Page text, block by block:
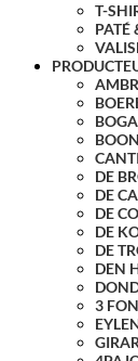
T-
PATÉ
BOON
DE
DE
DE
DE
DE
DEN
3